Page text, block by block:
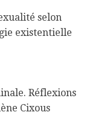
selon
existentielle
Réflexions
Cixous